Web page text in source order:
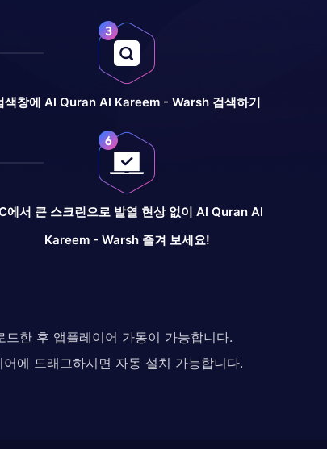
색창에 Al Quran Al Kareem - Warsh 검색하기
에서 큰 스크린으로 발열 현상 없이 Al Quran Al
Kareem - Warsh 즐겨 보세요!
한 후 앱플레이어 가동이 가능합니다.
에 드래그하시면 자동 설치 가능합니다.